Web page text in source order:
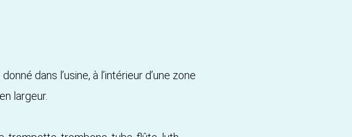
dans l’usine, à l’intérieur d’une zone
largeur.